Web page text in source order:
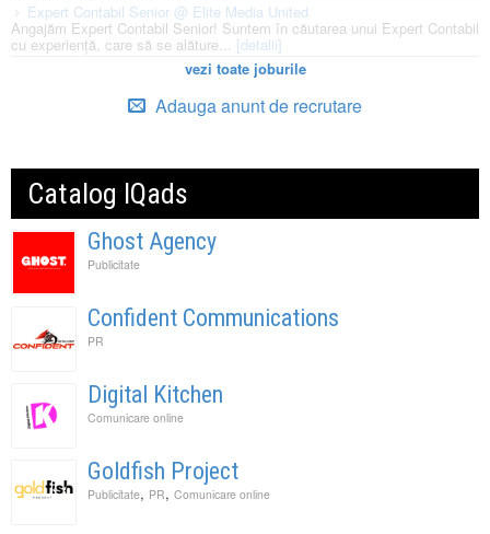
Expert Contabil Senior @ Elite Media United
Angajăm Expert Contabil Senior! Suntem în căutarea unui Expert Contabil
cu experiență, care să se alăture... [detalii]
vezi toate joburile
Adauga anunt de recrutare
Catalog IQads
Ghost Agency
Publicitate
Confident Communications
PR
Digital Kitchen
Comunicare online
Goldfish Project
Publicitate, PR, Comunicare online